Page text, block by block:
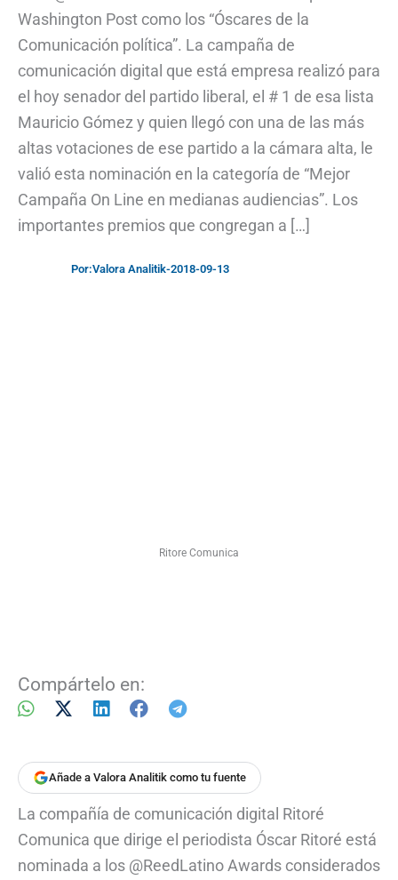
Washington Post como los “Óscares de la
Comunicación política”. La campaña de
comunicación digital que está empresa realizó para
el hoy senador del partido liberal, el # 1 de esa lista
Mauricio Gómez y quien llegó con una de las más
altas votaciones de ese partido a la cámara alta, le
valió esta nominación en la categoría de “Mejor
Campaña On Line en medianas audiencias”. Los
importantes premios que congregan a […]
Por:Valora Analitik-2018-09-13
Ritore Comunica
Compártelo en:
Añade a Valora Analitik como tu fuente
La compañía de comunicación digital Ritoré
Comunica que dirige el periodista Óscar Ritoré está
nominada a los @ReedLatino Awards considerados